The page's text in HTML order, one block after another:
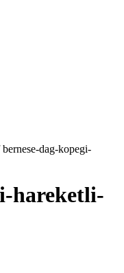
bernese-dag-kopegi-
hareketli-